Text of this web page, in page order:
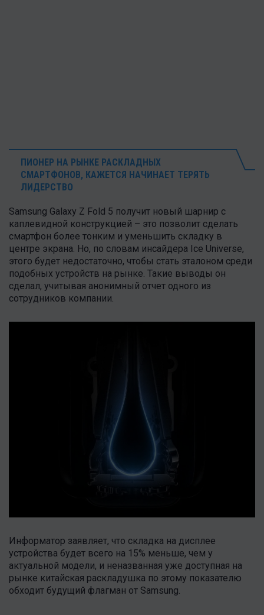
ПИОНЕР НА РЫНКЕ РАСКЛАДНЫХ
СМАРТФОНОВ, КАЖЕТСЯ НАЧИНАЕТ ТЕРЯТЬ
ЛИДЕРСТВО
Samsung Galaxy Z Fold 5 получит новый шарнир с
каплевидной конструкцией – это позволит сделать
смартфон более тонким и уменьшить складку в
центре экрана. Но, по словам инсайдера Ice Universe,
этого будет недостаточно, чтобы стать эталоном среди
подобных устройств на рынке. Такие выводы он
сделал, учитывая анонимный отчет одного из
сотрудников компании.
Информатор заявляет, что складка на дисплее
устройства будет всего на 15% меньше, чем у
актуальной модели, и неназванная уже доступная на
рынке китайская раскладушка по этому показателю
обходит будущий флагман от Samsung.